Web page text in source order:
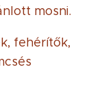
mosni.
fehérítők,